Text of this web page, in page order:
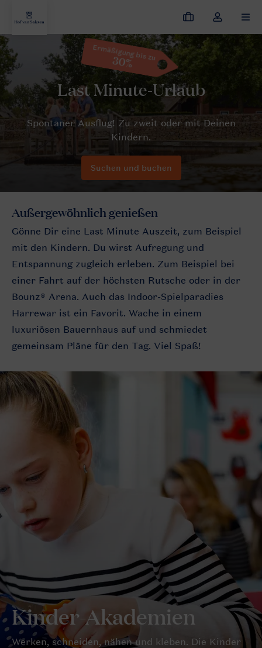
Meine
Buchungen
Dropdown-
Menü
meines
Kontos
Hof van Saksen Angebote Last Minutes
Ermäßigung bis zu
30%
Suchen und buchen
Außergewöhnlich genießen
Gönne Dir eine Last Minute Auszeit, zum Beispiel
mit den Kindern. Du wirst Aufregung und
Entspannung zugleich erleben. Zum Beispiel bei
einer Fahrt auf der höchsten Rutsche oder in der
Bounz® Arena. Auch das Indoor-Spielparadies
Harrewar ist ein Favorit. Wache in einem
luxuriösen Bauernhaus auf und schmiedet
gemeinsam Pläne für den Tag. Viel Spaß!
Kinder-Akademien
Werken, schneiden, nähen und kleben. Die Kinder